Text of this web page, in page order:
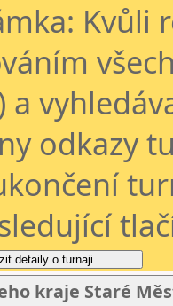
Kvůli
a
odkazy
kraje Staré